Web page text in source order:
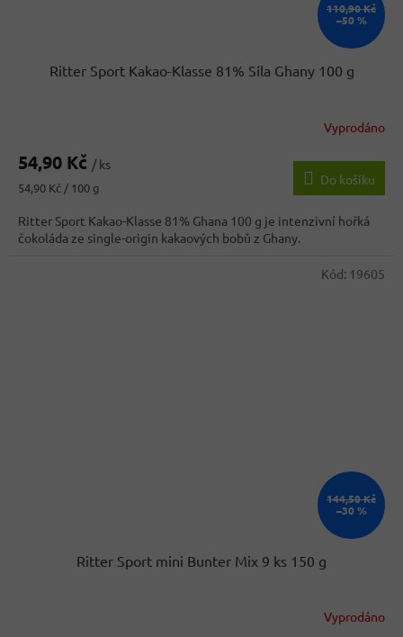
110,90 Kč
–50 %
Ritter Sport Kakao-Klasse 81% Síla Ghany 100 g
Vyprodáno
54,90 Kč / ks
Měrná
54,90 Kč / 100 g
Do košíku
Ritter Sport Kakao-Klasse 81% Ghana 100 g je intenzivní hořká
čokoláda ze single-origin kakaových bobů z Ghany.
144,50 Kč
–30 %
Ritter Sport mini Bunter Mix 9 ks 150 g
Vyprodáno
Kód: 19605